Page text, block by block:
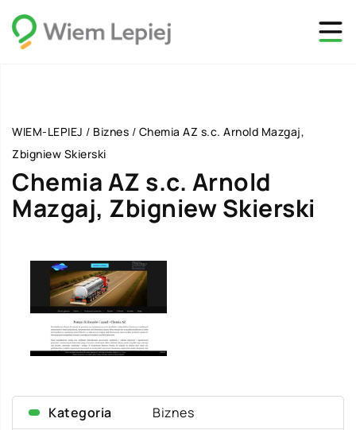
WIEM-LEPIEJ / Biznes / Chemia AZ s.c. Arnold Mazgaj,
Zbigniew Skierski
Chemia AZ s.c. Arnold
Mazgaj, Zbigniew Skierski
Kategoria
Biznes